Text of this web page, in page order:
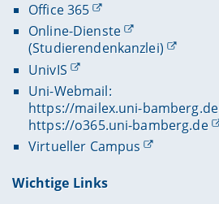
Office 365
Online-Dienste
(Studierendenkanzlei)
UnivIS
Uni-Webmail:
https://mailex.uni-bamberg.de
https://o365.uni-bamberg.de
Virtueller Campus
Wichtige Links